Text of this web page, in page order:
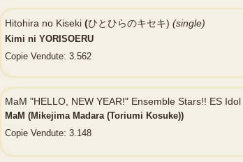
Hitohira no Kiseki (ひとひらのキセキ) (single)
Kimi ni YORISOERU
Copie Vendute: 3.562
MaM "HELLO, NEW YEAR!" Ensemble Stars!! ES
MaM (Mikejima Madara (Toriumi Kosuke))
Copie Vendute: 3.148